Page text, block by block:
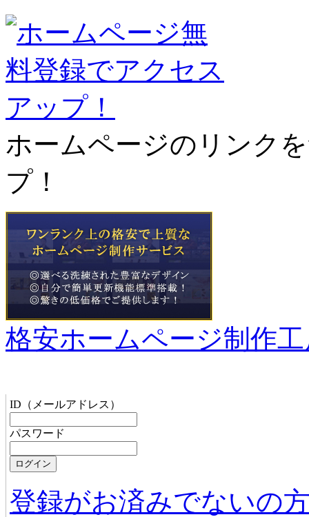
ホームページのリンク
プ！
格安ホームページ制作
ID（メールアドレス）
パスワード
登録がお済みでないの